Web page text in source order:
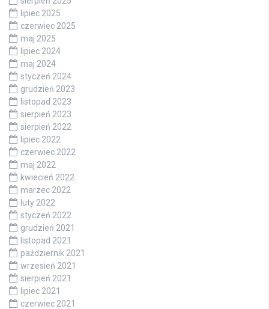
lipiec 2025
czerwiec 2025
maj 2025
lipiec 2024
maj 2024
styczeń 2024
grudzień 2023
listopad 2023
sierpień 2023
sierpień 2022
lipiec 2022
czerwiec 2022
maj 2022
kwiecień 2022
marzec 2022
luty 2022
styczeń 2022
grudzień 2021
listopad 2021
październik 2021
wrzesień 2021
sierpień 2021
lipiec 2021
czerwiec 2021